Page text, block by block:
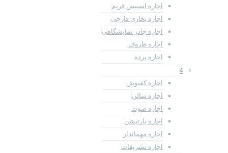
اجاره اسپیس فریم
اجاره بخاری قارچی
اجاره چادر نمایشگاهی
اجاره ظروف
اجاره پرده
4
اجاره کفپوش
اجاره سالن
اجاره صوت
اجاره پارتیشن
اجاره مهماندار
اجاره تشریفات